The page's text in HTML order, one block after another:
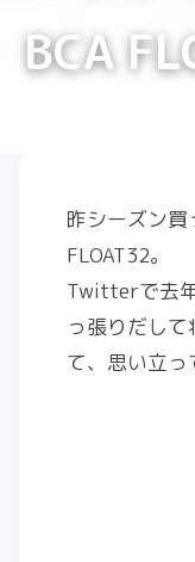
BCA
昨シーズン
FLOAT32。
Twitterで去
っ張りだし
て、思い立っ